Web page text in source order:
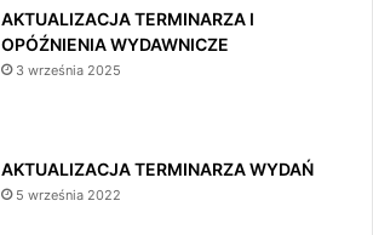
AKTUALIZACJA TERMINARZA I
OPÓŹNIENIA WYDAWNICZE
3 września 2025
AKTUALIZACJA TERMINARZA WYDAŃ
5 września 2022